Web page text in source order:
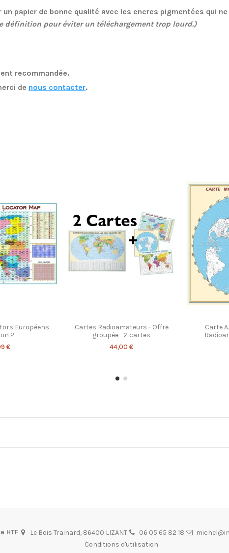
papier de bonne qualité avec les encres pigmentées qui
définition pour éviter un téléchargement trop lourd.)
recommandée.
de nous contacter.
Européens
2
€
Cartes Radioamateurs - Offre
groupée - 2 cartes
44,00 €
Carte
HTF Le Bois Trainard, 86400 LIZANT 06 05 65 82 18
Conditions d'utilisation